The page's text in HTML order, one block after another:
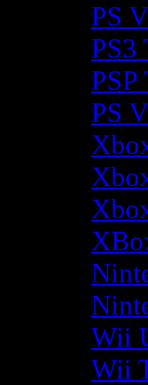
PS
PS3
PSP
PS
Wii
Wii